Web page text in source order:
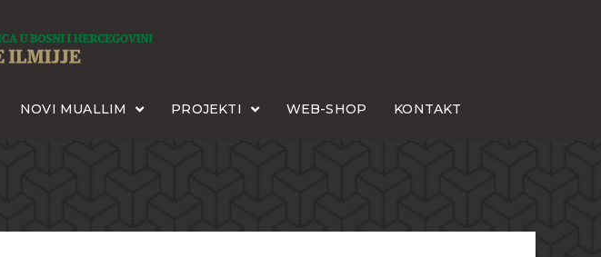
NOVI MUALLIM PROJEKTI WEB-SHOP KONTAKT